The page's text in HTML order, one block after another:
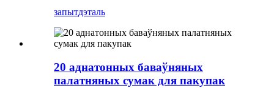
запытдэталь
20 аднатонных баваўняных
палатняных сумак для пакупак